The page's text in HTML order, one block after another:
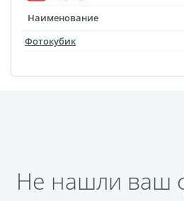
ламинирование
Холст на пенокартоне
Фоторама с магнитами
Наименование
Фотокубик
Не нашли ваш